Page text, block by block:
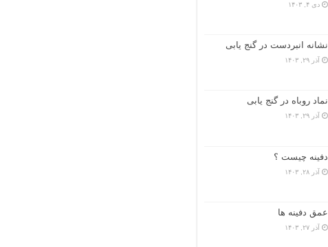
دی ۴, ۱۴۰۳
نشانه انبردست در گنج یابی
آذر ۲۹, ۱۴۰۳
نماد روباه در گنج یابی
آذر ۲۹, ۱۴۰۳
دفینه چیست ؟
آذر ۲۸, ۱۴۰۳
عمق دفینه ها
آذر ۲۷, ۱۴۰۳